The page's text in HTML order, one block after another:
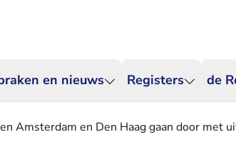
en nieuws Registers de
Amsterdam en Den Haag gaan door met